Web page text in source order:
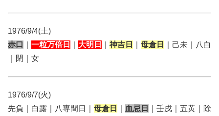
1976/9/4(土)
赤口
一粒万倍日 大明日 神吉日 母倉日
｜己未｜八白
｜閉｜女
1976/9/7(火)
先負｜白露｜八専間日｜ 母倉日 血忌日
｜壬戌｜五黄｜除